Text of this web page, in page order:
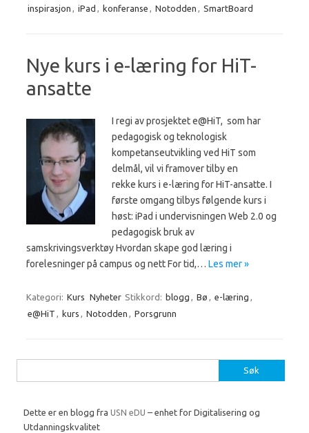
inspirasjon , iPad , konferanse , Notodden , SmartBoard
Nye kurs i e-læring for HiT-
ansatte
I regi av prosjektet e@HiT, som har
pedagogisk og teknologisk
kompetanseutvikling ved HiT som
delmål, vil vi framover tilby en
rekke kurs i e-læring for HiT-ansatte. I
første omgang tilbys følgende kurs i
høst: iPad i undervisningen Web 2.0 og
pedagogisk bruk av
samskrivingsverktøy Hvordan skape god læring i
forelesninger på campus og nett For tid,… Les mer »
Kategori: Kurs Nyheter Stikkord: blogg , Bø , e-læring ,
e@HiT , kurs , Notodden , Porsgrunn
etter:
Dette er en blogg fra USN eDU – enhet for Digitalisering og
Utdanningskvalitet